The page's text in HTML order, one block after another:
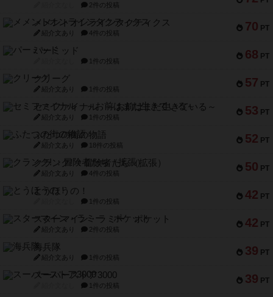
2件の投稿
70 PT
メメントオンラインタクティクス
紹介文あり 4件の投稿
68 PT
パーミッド
1件の投稿
57 PT
クリーグ
紹介文あり 1件の投稿
53 PT
セミファイナル ～お前はまだ生きている～
紹介文あり 1件の投稿
52 PT
ふたつの街の物語
紹介文あり 18件の投稿
50 PT
クランク! ：冒険者たち（拡張）
紹介文あり 4件の投稿
42 PT
とうほうの！
1件の投稿
42 PT
スターマイン・ラミー ポケット
紹介文あり 2件の投稿
39 PT
海兵隊
紹介文あり 1件の投稿
39 PT
スーパーストア3000
1件の投稿